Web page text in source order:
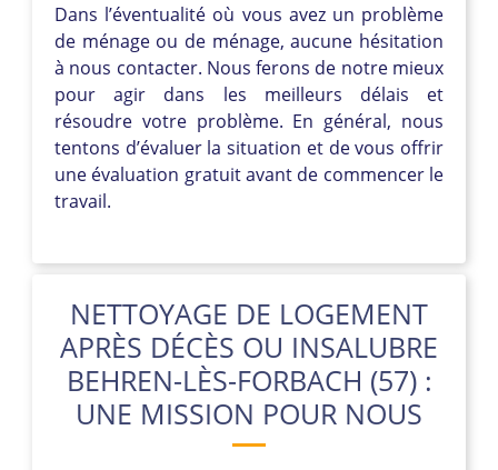
Dans l’éventualité où vous avez un problème
de ménage ou de ménage, aucune hésitation
à nous contacter. Nous ferons de notre mieux
pour agir dans les meilleurs délais et
résoudre votre problème. En général, nous
tentons d’évaluer la situation et de vous offrir
une évaluation gratuit avant de commencer le
travail.
NETTOYAGE DE LOGEMENT
APRÈS DÉCÈS OU INSALUBRE
BEHREN-LÈS-FORBACH (57) :
UNE MISSION POUR NOUS